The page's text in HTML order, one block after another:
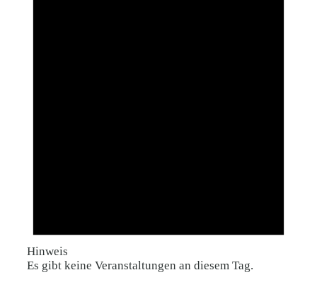
Hinweis
Es gibt keine Veranstaltungen an diesem Tag.